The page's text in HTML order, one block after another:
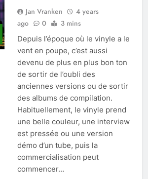
Jan Vranken
4 years
ago
0 3 mins
Depuis l’époque où le vinyle a le
vent en poupe, c’est aussi
devenu de plus en plus bon ton
de sortir de l’oubli des
anciennes versions ou de sortir
des albums de compilation.
Habituellement, le vinyle prend
une belle couleur, une interview
est pressée ou une version
démo d’un tube, puis la
commercialisation peut
commencer…